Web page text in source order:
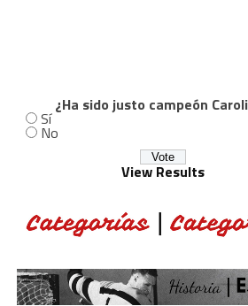
¿Ha sido justo campeón
Sí
No
View Results